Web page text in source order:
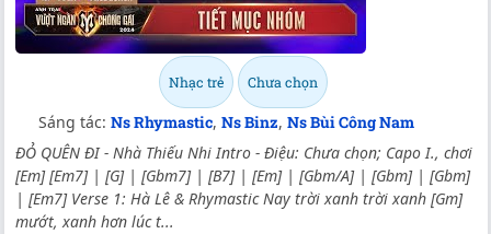
Nhạc trẻ Chưa chọn
Sáng tác: Ns Rhymastic, Ns Binz, Ns Bùi Công Nam
ĐỎ QUÊN ĐI - Nhà Thiếu Nhi Intro - Điệu: Chưa chọn; Capo I., chơi
[Em] [Em7] | [G] | [Gbm7] | [B7] | [Em] | [Gbm/A] | [Gbm] | [Gbm]
| [Em7] Verse 1: Hà Lê & Rhymastic Nay trời xanh trời xanh [Gm]
mướt, xanh hơn lúc t...